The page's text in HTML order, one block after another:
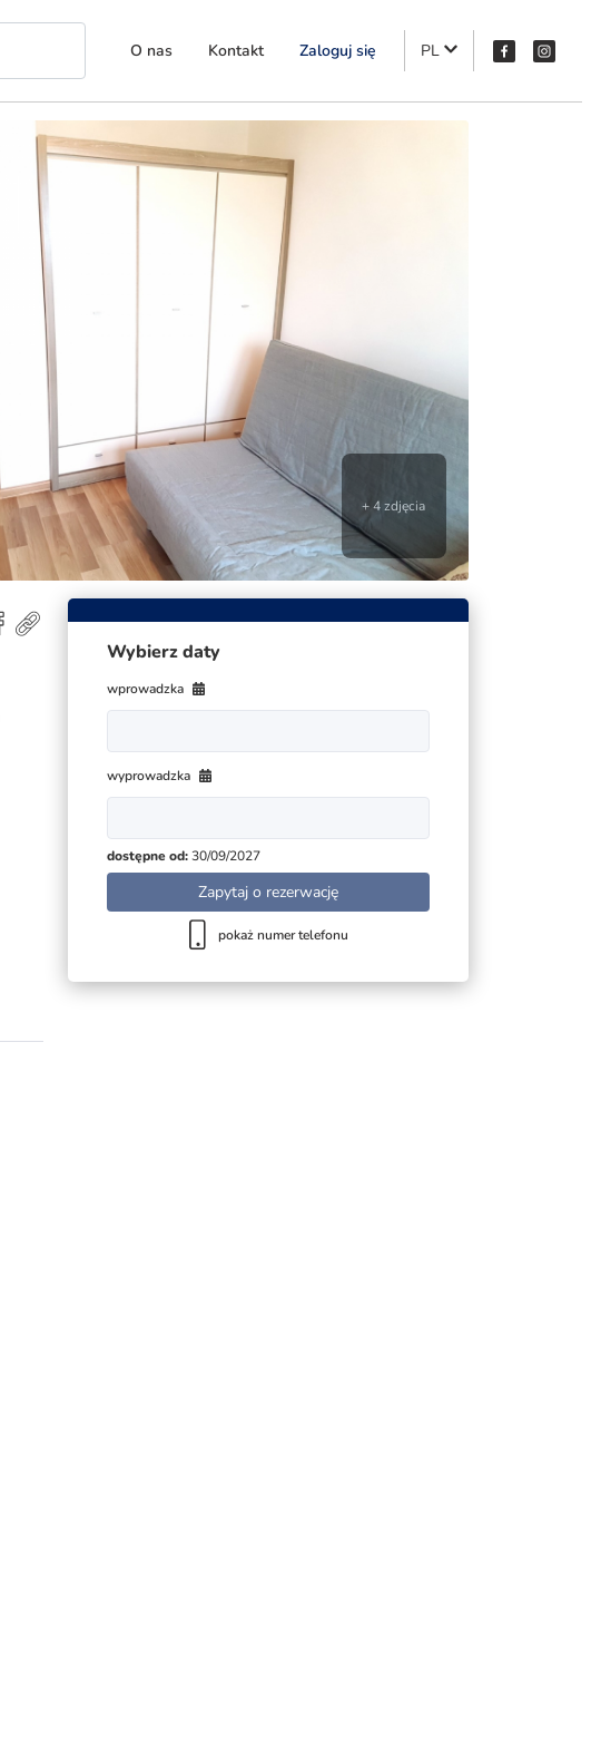
O nas Kontakt Zaloguj się PL
+ 4 zdjęcia
Wybierz daty
wprowadzka
wyprowadzka
dostępne od:30/09/2027
Zapytaj o rezerwację
pokaż numer telefonu